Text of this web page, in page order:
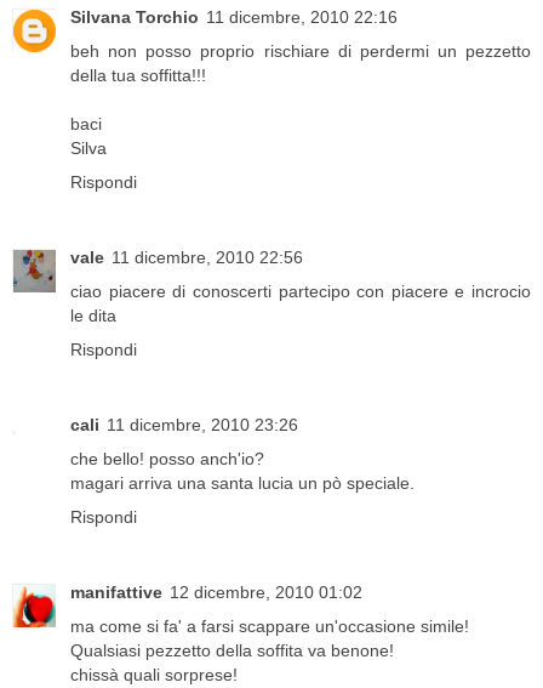
Silvana Torchio 11 dicembre, 2010 22:16
beh non posso proprio rischiare di perdermi un pezzetto
della tua soffitta!!!
baci
Silva
Rispondi
vale 11 dicembre, 2010 22:56
ciao piacere di conoscerti partecipo con piacere e incrocio
le dita
Rispondi
cali 11 dicembre, 2010 23:26
che bello! posso anch'io?
magari arriva una santa lucia un pò speciale.
Rispondi
manifattive 12 dicembre, 2010 01:02
ma come si fa' a farsi scappare un'occasione simile!
Qualsiasi pezzetto della soffita va benone!
chissà quali sorprese!